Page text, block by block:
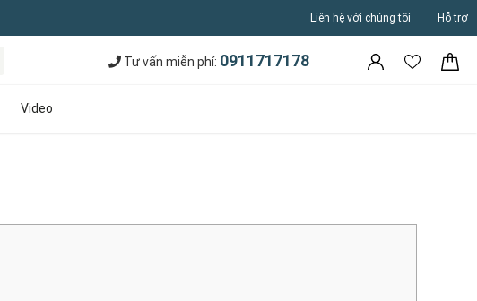
Liên hệ với chúng tôi Hỗ trợ
Video
Tư vấn miễn phí: 0911717178